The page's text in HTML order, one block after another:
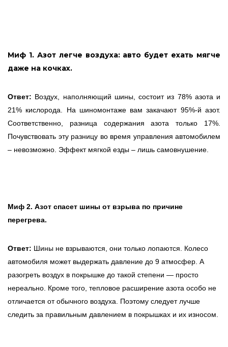
Миф 1. Азот легче воздуха: авто будет ехать мягче
даже на кочках.
Ответ: Воздух, наполняющий шины, состоит из 78% азота и
21% кислорода. На шиномонтаже вам закачают 95%-й азот.
Соответственно, разница содержания азота только 17%.
Почувствовать эту разницу во время управления автомобилем
– невозможно. Эффект мягкой езды – лишь самовнушение.
Миф 2. Азот спасет шины от взрыва по причине
перегрева.
Ответ: Шины не взрываются, они только лопаются. Колесо
автомобиля может выдержать давление до 9 атмосфер. А
разогреть воздух в покрышке до такой степени — просто
нереально. Кроме того, тепловое расширение азота особо не
отличается от обычного воздуха. Поэтому следует лучше
следить за правильным давлением в покрышках и их износом.